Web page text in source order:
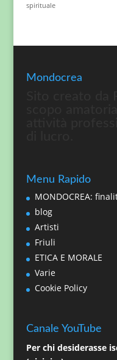
spirituale
Mondocrea
Menu Rapido
MONDOCREA:
blog
Artisti
Friuli
ETICA E MORALE
Varie
Cookie Policy
Canale YouTube
Per chi desiderasse